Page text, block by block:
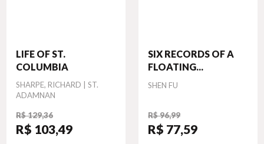
LIFE OF ST.
COLUMBIA
Autor
SHARPE, RICHARD | ST.
ADAMNAN
R$ 129,36
R$ 103,49
SIX RECORDS OF A
FLOATING...
Autor
SHEN FU
R$ 96,99
R$ 77,59